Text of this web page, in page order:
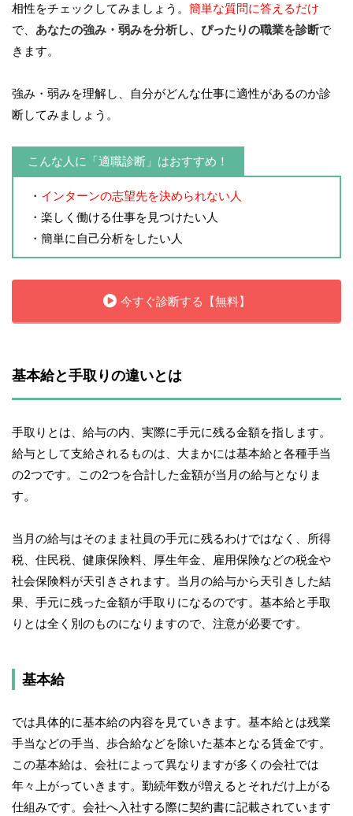
相性をチェックしてみましょう。 簡単な質問に答えるだけ
で、 あなたの強み・弱みを分析し、ぴったりの職業を診断で
きます。
強み・弱みを理解し、自分がどんな仕事に適性があるのか診
断してみましょう。
こんな人に「適職診断」はおすすめ！
・ インターンの志望先を決められない人
・楽しく働ける仕事を見つけたい人
・簡単に自己分析をしたい人
今すぐ診断する【無料】
基本給と手取りの違いとは
手取りとは、給与の内、実際に手元に残る金額を指します。
給与として支給されるものは、大まかには基本給と各種手当
の2つです。この2つを合計した金額が当月の給与となりま
す。
当月の給与はそのまま社員の手元に残るわけではなく、所得
税、住民税、健康保険料、厚生年金、雇用保険などの税金や
社会保険料が天引きされます。当月の給与から天引きした結
果、手元に残った金額が手取りになるのです。基本給と手取
りとは全く別のものになりますので、注意が必要です。
基本給
では具体的に基本給の内容を見ていきます。基本給とは残業
手当などの手当、歩合給などを除いた基本となる賃金です。
この基本給は、会社によって異なりますが多くの会社では
年々上がっていきます。勤続年数が増えるとそれだけ上がる
仕組みです。会社へ入社する際に契約書に記載されています